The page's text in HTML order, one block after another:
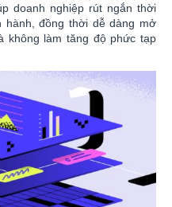
doanh nghiệp rút ngắn thời
hành, đồng thời dễ dàng mở
không làm tăng độ phức tạp